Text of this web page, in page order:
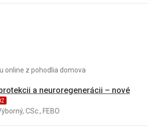
online z pohodlia domova
a neuroregenerácii – nové
CSc., FEBO